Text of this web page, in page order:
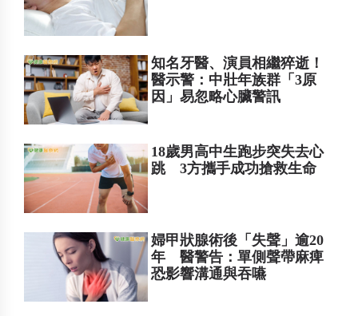
知名牙醫、演員相繼猝逝！
醫示警：中壯年族群「3原
因」易忽略心臟警訊
18歲男高中生跑步突失去心
跳 3方攜手成功搶救生命
婦甲狀腺術後「失聲」逾20
年 醫警告：單側聲帶麻痺
恐影響溝通與吞嚥